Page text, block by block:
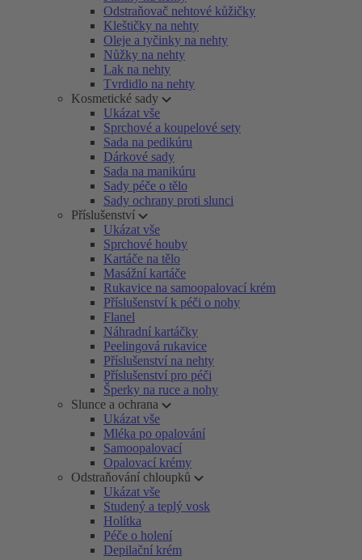
Odstraňovač nehtové kůžičky
Kleštičky na nehty
Oleje a tyčinky na nehty
Nůžky na nehty
Lak na nehty
Tvrdidlo na nehty
Kosmetické sady
Ukázat vše
Sprchové a koupelové sety
Sada na pedikúru
Dárkové sady
Sada na manikúru
Sady péče o tělo
Sady ochrany proti slunci
Příslušenství
Ukázat vše
Sprchové houby
Kartáče na tělo
Masážní kartáče
Rukavice na samoopalovací krém
Příslušenství k péči o nohy
Flanel
Náhradní kartáčky
Peelingová rukavice
Příslušenství na nehty
Příslušenství pro péči
Šperky na ruce a nohy
Slunce a ochrana
Ukázat vše
Mléka po opalování
Samoopalovací
Opalovací krémy
Odstraňování chloupků
Ukázat vše
Studený a teplý vosk
Holítka
Péče o holení
Depilační krém